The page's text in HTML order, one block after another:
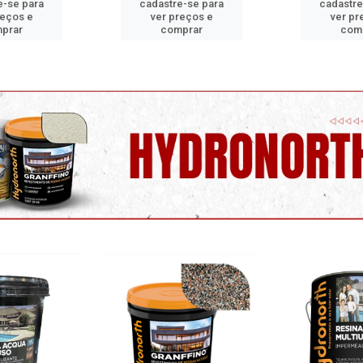
se para
e
cadastre-se para
ver preços e
comprar
ver